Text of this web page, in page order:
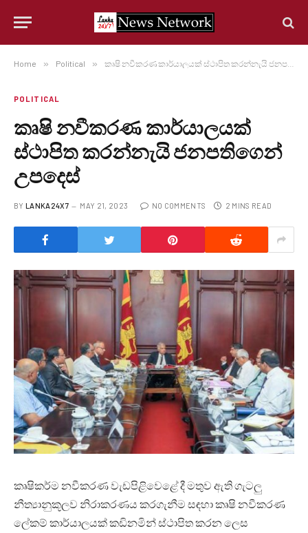
Home » Political » කෘෂි නවීකරණ කාර්යාලයක් ස්ථාපිත කරන්නැයි ජනපතිගෙන් උපදෙස්
POLITICAL
කෘෂි නවීකරණ කාර්යාලයක්
ස්ථාපිත කරන්නැයි ජනපතිගෙන්
උපදෙස්
BY LANKA24X7 MAY 21, 2023 NO COMMENTS 2 MINS READ
කෘෂිකර්ම නවීකරණ වැඩපිළිවෙළේ දී මතුව ඇති ගැටලු
නීත්‍යානුකූලව නිරාකරණය කරගැනීම සඳහා කෘෂි නවීකරණ
ලේකම් කාර්යාලයක් කඩිනමින් ස්ථාපිත කරන ලෙස